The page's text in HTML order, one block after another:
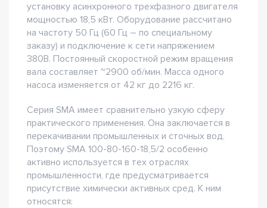
установку асинхронного трехфазного двигателя
мощностью 18,5 кВт. Оборудование рассчитано
на частоту 50 Гц (60 Гц – по специальному
заказу) и подключение к сети напряжением
380В. Постоянный скоростной режим вращения
вала составляет ~2900 об/мин. Масса одного
насоса изменяется от 42 кг до 2216 кг.
Серия SMA имеет сравнительно узкую сферу
практического применения. Она заключается в
перекачивании промышленных и сточных вод.
Поэтому SMA 100-80-160-18,5/2 особенно
активно используется в тех отраслях
промышленности, где предусматривается
присутствие химически активных сред. К ним
относятся: